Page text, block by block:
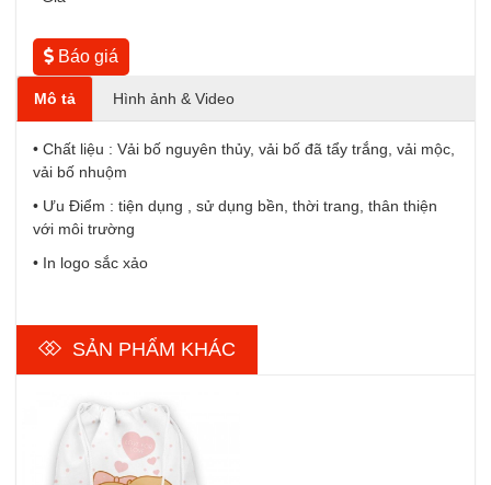
Báo giá
Mô tả Hình ảnh & Video
• Chất liệu : Vải bố nguyên thủy, vải bố đã tẩy trắng, vải mộc,
vải bố nhuộm
• Ưu Điểm : tiện dụng , sử dụng bền, thời trang, thân thiện
với môi trường
• In logo sắc xảo
SẢN PHẨM KHÁC